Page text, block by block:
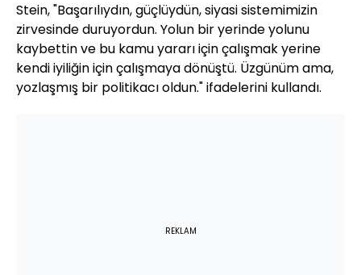
Stein, "Başarılıydın, güçlüydün, siyasi sistemimizin
zirvesinde duruyordun. Yolun bir yerinde yolunu
kaybettin ve bu kamu yararı için çalışmak yerine
kendi iyiliğin için çalışmaya dönüştü. Üzgünüm ama,
yozlaşmış bir politikacı oldun." ifadelerini kullandı.
REKLAM